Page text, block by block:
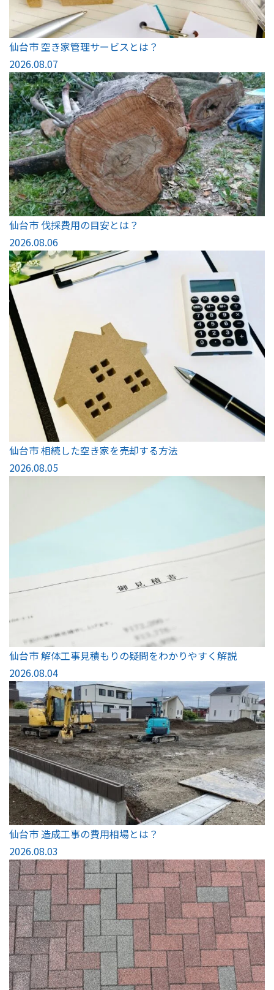
仙台市 空き家管理サービスとは？
2026.08.07
仙台市 伐採費用の目安とは？
2026.08.06
仙台市 相続した空き家を売却する方法
2026.08.05
仙台市 解体工事見積もりの疑問をわかりやすく解説
2026.08.04
仙台市 造成工事の費用相場とは？
2026.08.03